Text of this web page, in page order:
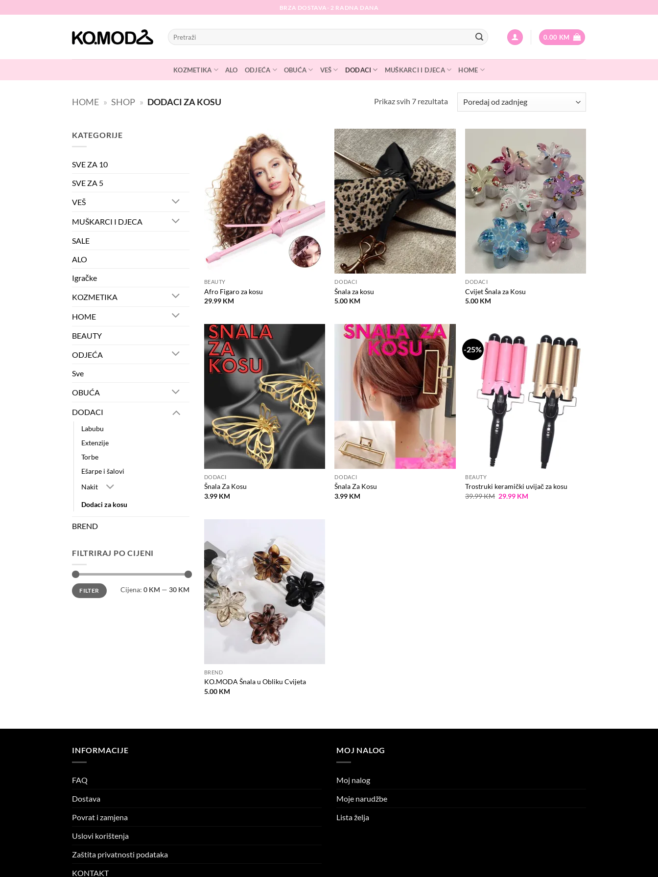
to
BRZA DOSTAVA- 2 RADNA DANA
Pretraži:
0.00 KM
KOZMETIKA ALO ODJEĆA OBUĆA VEŠ DODACI MUŠKARCI I DJECA HOME
HOME » SHOP » DODACI ZA KOSU Prikaz svih 7 rezultataSorted
KATEGORIJE
SVE ZA 10
SVE ZA 5
VEŠ
MUŠKARCI I DJECA
SALE
ALO
Igračke
KOZMETIKA
HOME
BEAUTY
ODJEĆA
Sve
OBUĆA
DODACI
Labubu
Extenzije
Torbe
Ešarpe i šalovi
Nakit
Dodaci za kosu
BREND
FILTRIRAJ PO CIJENI
Minimalna
cijena
Maksimalna
cijenaFILTER Cijena: 0 KM — 30 KM
BEAUTY
Afro Figaro za kosu
29.99 KM
Dodaj
na
listu
želja
DODACI
Šnala za kosu
5.00 KM
Dodaj
listu
želja
DODACI
Cvijet Šnala za Kosu
5.00 KM
Dodaj
na
listu
želja
DODACI
Šnala Za Kosu
3.99 KM
Dodaj
na
listu
želja
DODACI
Šnala Za Kosu
3.99 KM
-25%
Dodaj
želja
BEAUTY
Trostruki keramički uvijač za kosu
39.99KM Original
29.99 KM
BREND
KO.MODA Šnala u Obliku Cvijeta
5.00 KM
INFORMACIJE
FAQ
Dostava
Povrat i zamjena
Uslovi korištenja
Zaštita privatnosti podataka
KONTAKT
MOJ NALOG
Moj nalog
Moje narudžbe
Lista želja